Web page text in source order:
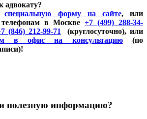
адвокату?
специальную форму на сайте, или
в Москве +7 (499) 288-34-
(846) 212-99-71 (круглосуточно), или
в офис на консультацию(по
полезную информацию?